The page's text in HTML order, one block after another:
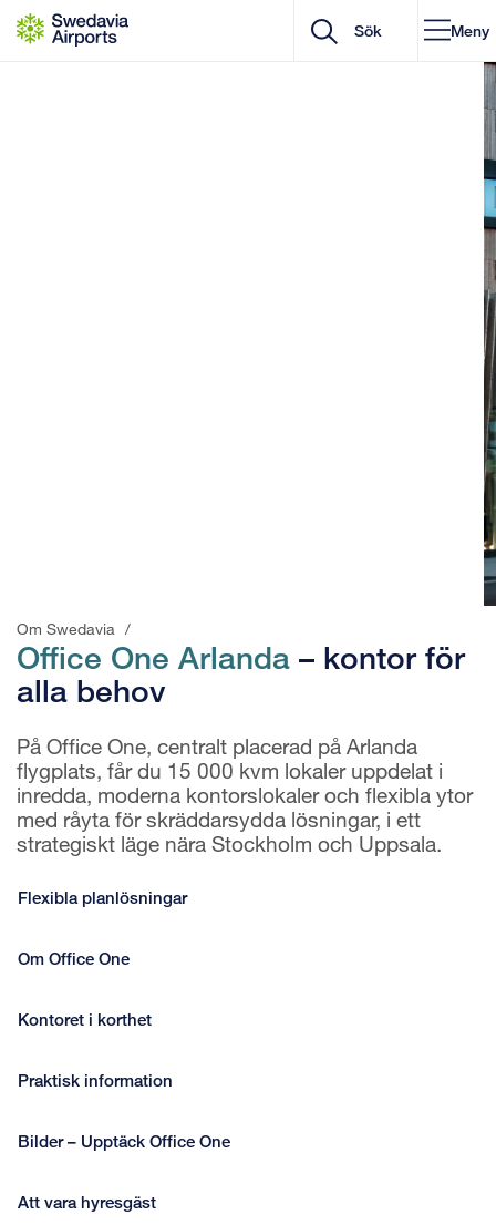
Gå till innehåll
Meny
Om Swedavia /
Office One Arlanda – kontor för
alla behov
På Office One, centralt placerad på Arlanda
flygplats, får du 15 000 kvm lokaler uppdelat i
inredda, moderna kontorslokaler och flexibla ytor
med råyta för skräddarsydda lösningar, i ett
strategiskt läge nära Stockholm och Uppsala.
Flexibla planlösningar
Om Office One
Kontoret i korthet
Praktisk information
Bilder – Upptäck Office One
Att vara hyresgäst